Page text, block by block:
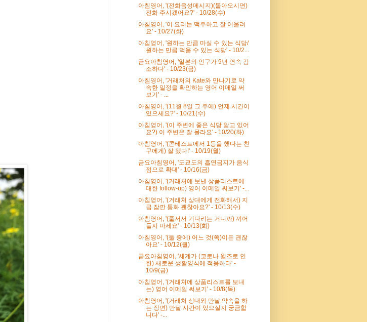
아침영어, '(전화음성메시지)(돌아오시면)
전화 주시겠어요?' - 10/28(수)
아침영어, '이 요리는 맥주하고 잘 어울려
요' - 10/27(화)
아침영어, '원하는 만큼 마실 수 있는 식당/
원하는 만큼 먹을 수 있는 식당' - 10/2...
금요아침영어, '일본의 인구가 9년 연속 감
소하다' - 10/23(금)
아침영어, '거래처의 Kate와 만나기로 약
속한 일정을 확인하는 영어 이메일 써
보기' - ...
아침영어, '(11월 8일 그 주에) 언제 시간이
있으세요?' - 10/21(수)
아침영어, '(이 주변에 좋은 식당 알고 있어
요?) 이 주변은 잘 몰라요' - 10/20(화)
아침영어, '(콘테스트에서 1등을 했다는 친
구에게) 잘 됐다!' - 10/19(월)
금요아침영어, '도쿄도의 흡연금지가 음식
점으로 확대' - 10/16(금)
아침영어, '(거래처에 보낸 상품리스트에
대한 follow-up) 영어 이메일 써보기' -...
아침영어, '(거래처 상대에게 전화해서) 지
금 잠깐 통화 괜찮아요?' - 10/13(수)
아침영어, '(줄서서 기다리는 거니까) 끼어
들지 마세요' - 10/13(화)
아침영어, '(둘 중에) 어느 것(쪽)이든 괜찮
아요' - 10/12(월)
금요아침영어, '세계가 (코로나 윌즈로 인
한) 새로운 생활양식에 적응하다' -
10/9(금)
아침영어, '(거래처에 상품리스트를 보내
는) 영어 이메일 써보기' - 10/8(목)
아침영어, '(거래처 상대와 만날 약속을 하
는 장면) 만날 시간이 있으실지 궁금합
니다' -...